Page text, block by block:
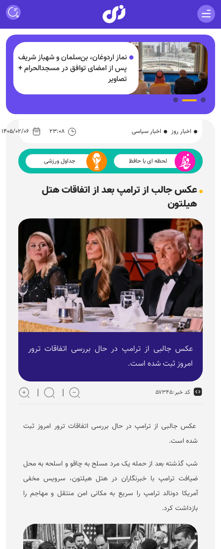
نماز اردوغان، بن‌سلمان و شهباز شریف
پس از امضای توافق در مسجدالحرام +
تصاویر
اخبار روز اخبار سیاسی ۲۳:۰۸ ۱۴۰۵/۰۲/۰۶
لحظه ای با حافظ جداول ورزشی
عکس جالب از ترامپ بعد از اتفاقات هتل
هیلتون
عکس جالبی از ترامپ در حال بررسی اتفاقات ترور
امروز ثبت شده است.
کد خبر:۵۷۳۴۵
عکس جالبی از ترامپ در حال بررسی اتفاقات ترور امروز ثبت
شده است.
شب گذشته بعد از حمله یک مرد مسلح به چاقو و اسلحه به محل
ضیافت ترامپ با خبرنگاران در هتل هیلتون، سرویس مخفی
آمریکا دونالد ترامپ را سریع به مکانی امن منتقل و مهاجم را
بازداشت کرد.